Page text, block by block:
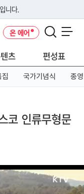
니다.
하고 있다면 아래 URL에
온 에어
츠 편성표
집 국가기념식 종영
코 인류무형문